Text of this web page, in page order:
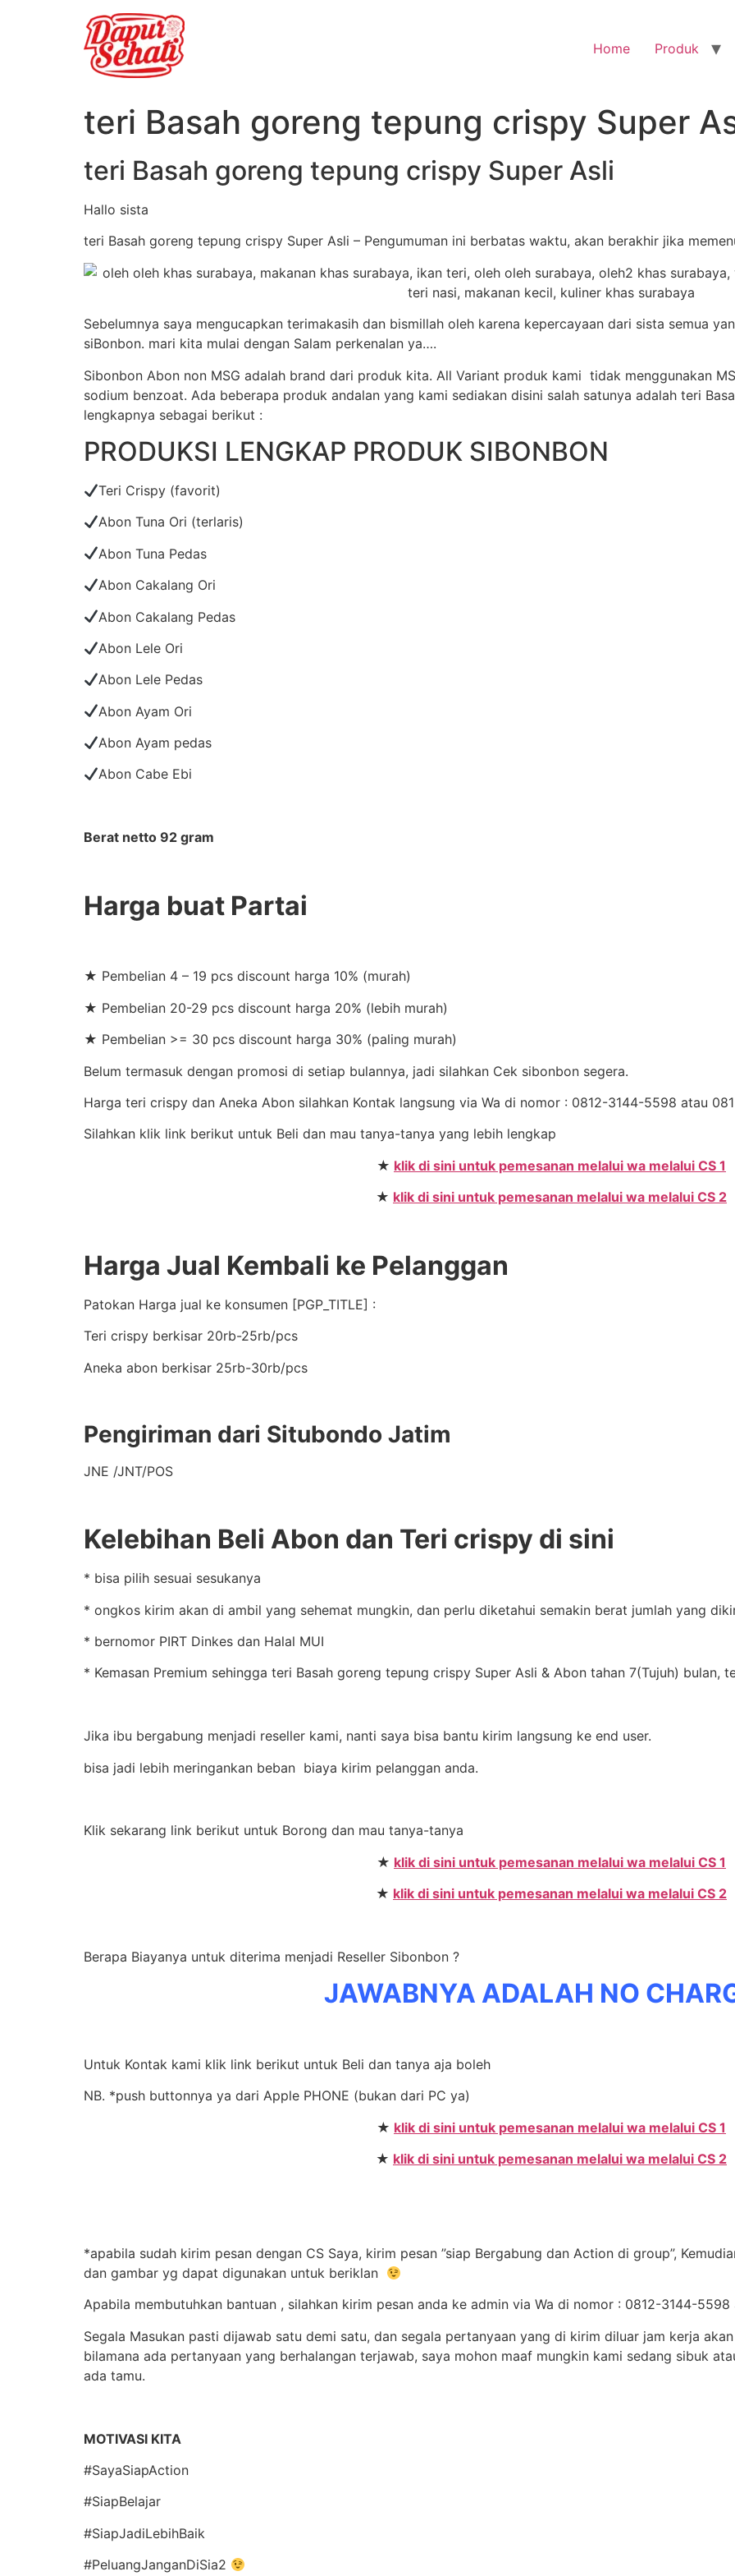
Home Produk
teri Basah goreng tepung crispy Super
teri Basah goreng tepung crispy Super Asli
Hallo sista
teri Basah goreng tepung crispy Super Asli – Pengumuman ini berbatas waktu, akan berakhir jika
Sebelumnya saya mengucapkan terimakasih dan bismillah oleh karena kepercayaan dari sista semua
siBonbon. mari kita mulai dengan Salam perkenalan ya….
Sibonbon Abon non MSG adalah brand dari produk kita. All Variant produk kami tidak menggunakan
sodium benzoat. Ada beberapa produk andalan yang kami sediakan disini salah satunya adalah teri
lengkapnya sebagai berikut :
PRODUKSI LENGKAP PRODUK SIBONBON
Teri Crispy (favorit)
Abon Tuna Ori (terlaris)
Abon Tuna Pedas
Abon Cakalang Ori
Abon Cakalang Pedas
Abon Lele Ori
Abon Lele Pedas
Abon Ayam Ori
Abon Ayam pedas
Abon Cabe Ebi
Berat netto 92 gram
Harga buat Partai
★ Pembelian 4 – 19 pcs discount harga 10% (murah)
★ Pembelian 20-29 pcs discount harga 20% (lebih murah)
★ Pembelian >= 30 pcs discount harga 30% (paling murah)
Belum termasuk dengan promosi di setiap bulannya, jadi silahkan Cek sibonbon segera.
Harga teri crispy dan Aneka Abon silahkan Kontak langsung via Wa di nomor : 0812-3144-5598 atau
Silahkan klik link berikut untuk Beli dan mau tanya-tanya yang lebih lengkap
★ klik di sini untuk pemesanan melalui wa melalui CS 1
★ klik di sini untuk pemesanan melalui wa melalui CS 2
Harga Jual Kembali ke Pelanggan
Patokan Harga jual ke konsumen [PGP_TITLE] :
Teri crispy berkisar 20rb-25rb/pcs
Aneka abon berkisar 25rb-30rb/pcs
Pengiriman dari Situbondo Jatim
JNE /JNT/POS
Kelebihan Beli Abon dan Teri crispy di sini
* bisa pilih sesuai sesukanya
* ongkos kirim akan di ambil yang sehemat mungkin, dan perlu diketahui semakin berat jumlah yang
* bernomor PIRT Dinkes dan Halal MUI
* Kemasan Premium sehingga teri Basah goreng tepung crispy Super Asli & Abon tahan 7(Tujuh)
Jika ibu bergabung menjadi reseller kami, nanti saya bisa bantu kirim langsung ke end user.
bisa jadi lebih meringankan beban biaya kirim pelanggan anda.
Klik sekarang link berikut untuk Borong dan mau tanya-tanya
★ klik di sini untuk pemesanan melalui wa melalui CS 1
★ klik di sini untuk pemesanan melalui wa melalui CS 2
Berapa Biayanya untuk diterima menjadi Reseller Sibonbon ?
JAWABNYA ADALAH NO
Untuk Kontak kami klik link berikut untuk Beli dan tanya aja boleh
NB. *push buttonnya ya dari Apple PHONE (bukan dari PC ya)
★ klik di sini untuk pemesanan melalui wa melalui CS 1
★ klik di sini untuk pemesanan melalui wa melalui CS 2
*apabila sudah kirim pesan dengan CS Saya, kirim pesan ”siap Bergabung dan Action di group”,
dan gambar yg dapat digunakan untuk beriklan
Apabila membutuhkan bantuan , silahkan kirim pesan anda ke admin via Wa di nomor : 0812-3144-
Segala Masukan pasti dijawab satu demi satu, dan segala pertanyaan yang di kirim diluar jam kerja
bilamana ada pertanyaan yang berhalangan terjawab, saya mohon maaf mungkin kami sedang sibuk
ada tamu.
MOTIVASI KITA
#SayaSiapAction
#SiapBelajar
#SiapJadiLebihBaik
#PeluangJanganDiSia2